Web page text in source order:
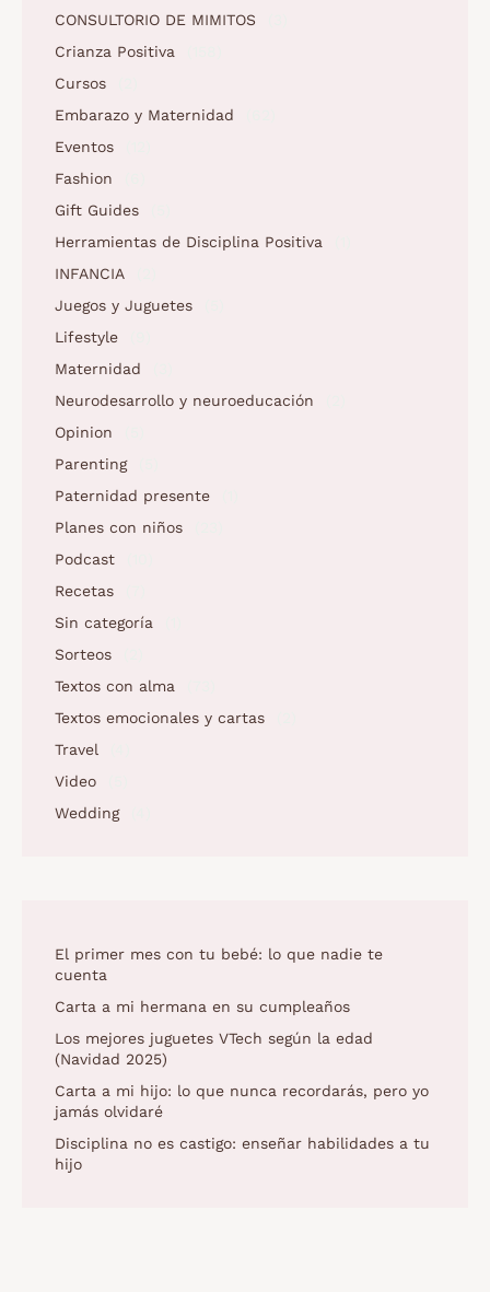
CONSULTORIO DE MIMITOS
Crianza Positiva
Cursos
Embarazo y Maternidad
Eventos
Fashion
Gift Guides
Herramientas de Disciplina Positiva
INFANCIA
Juegos y Juguetes
Lifestyle
Maternidad
Neurodesarrollo y neuroeducación
Opinion
Parenting
Paternidad presente
Planes con niños
Podcast
Recetas
Sin categoría
Sorteos
Textos con alma
Textos emocionales y cartas
Travel
Video
Wedding
El primer mes con tu bebé: lo que nadie te
cuenta
Carta a mi hermana en su cumpleaños
Los mejores juguetes VTech según la edad
(Navidad 2025)
Carta a mi hijo: lo que nunca recordarás, pero yo
jamás olvidaré
Disciplina no es castigo: enseñar habilidades a tu
hijo